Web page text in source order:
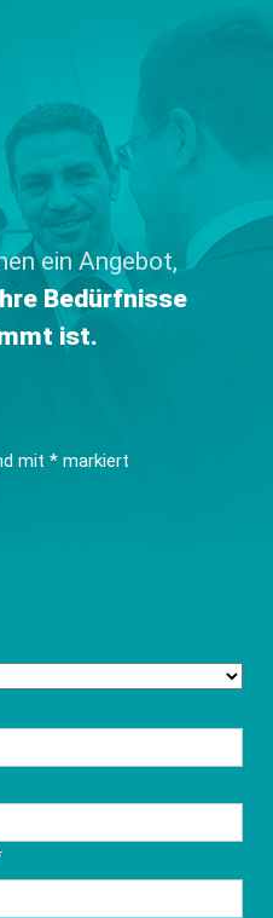
ein Angebot,
Bedürfnisse
ist.
mit * markiert